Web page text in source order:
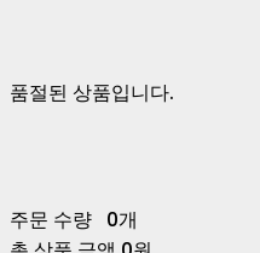
품절된 상품입니다.
주문 수량 0개